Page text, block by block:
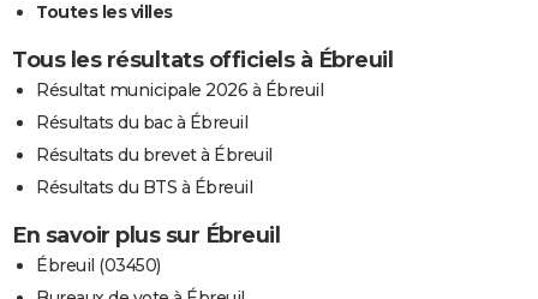
Toutes les villes
Tous les résultats officiels à Ébreuil
Résultat municipale 2026 à Ébreuil
Résultats du bac à Ébreuil
Résultats du brevet à Ébreuil
Résultats du BTS à Ébreuil
En savoir plus sur Ébreuil
Ébreuil (03450)